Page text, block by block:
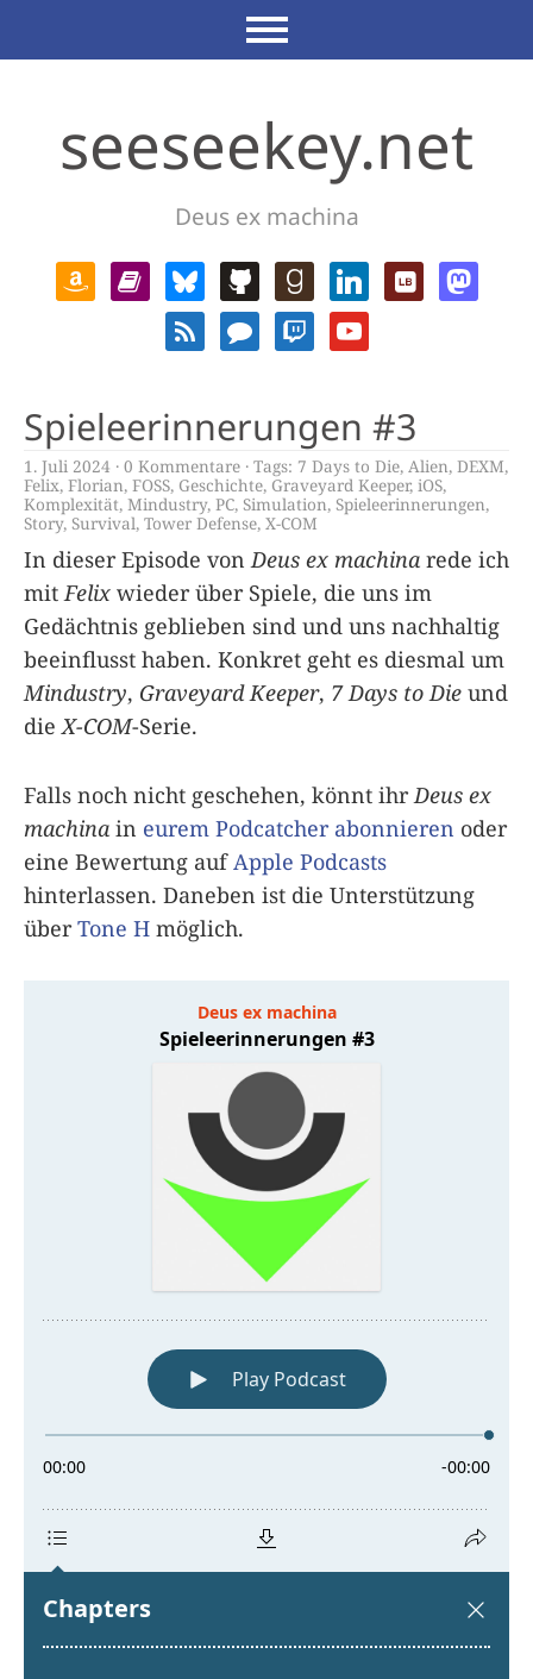
seeseekey.net
Deus ex machina
Spieleerinnerungen #3
1. Juli 2024 0 Kommentare Tags: 7 Days to Die, Alien, DEXM,
Felix, Florian, FOSS, Geschichte, Graveyard Keeper, iOS,
Komplexität, Mindustry, PC, Simulation, Spieleerinnerungen,
Story, Survival, Tower Defense, X-COM
In dieser Episode von Deus ex machina rede ich
mit Felix wieder über Spiele, die uns im
Gedächtnis geblieben sind und uns nachhaltig
beeinflusst haben. Konkret geht es diesmal um
Mindustry, Graveyard Keeper, 7 Days to Die und
die X-COM-Serie.
Falls noch nicht geschehen, könnt ihr Deus ex
machina in eurem Podcatcher abonnieren oder
eine Bewertung auf Apple Podcasts
hinterlassen. Daneben ist die Unterstützung
überTone H möglich.